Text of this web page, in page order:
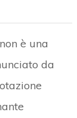
non è una
da